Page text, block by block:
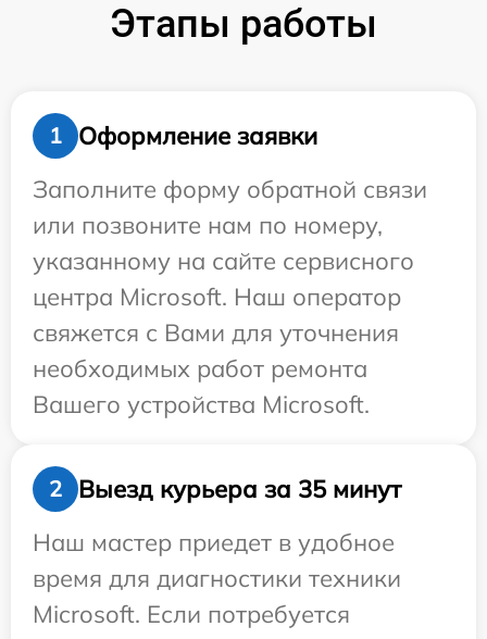
Этапы работы
1
Оформление заявки
Заполните форму обратной связи
или позвоните нам по номеру,
указанному на сайте сервисного
центра Microsoft. Наш оператор
свяжется с Вами для уточнения
необходимых работ ремонта
Вашего устройства Microsoft.
2
Выезд курьера за 35 минут
Наш мастер приедет в удобное
время для диагностики техники
Microsoft. Если потребуется